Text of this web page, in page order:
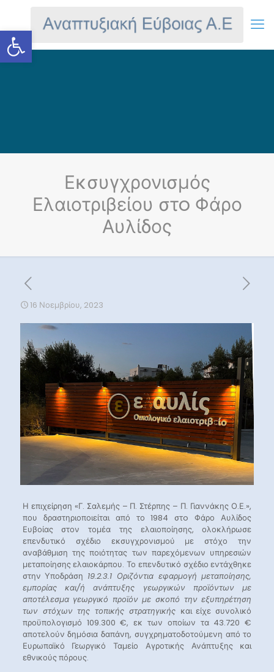
Ανοίξτε τη γραμμή εργαλείων
Εκσυγχρονισμός
Ελαιοτριβείου στo Φάρο
Αυλίδος
16 Νοεμβρίου, 2023
Η επιχείρηση «Γ. Σαλεμής – Π. Στέρπης – Π. Γιαννάκης Ο.Ε.»,
που δραστηριοποιείται από το 1984 στo Φάρο Αυλίδος
Ευβοίας στον τομέα της ελαιοποίησης, ολοκλήρωσε
επενδυτικό σχέδιο εκσυγχρονισμού με στόχο την
αναβάθμιση της ποιότητας των παρεχόμενων υπηρεσιών
μεταποίησης ελαιοκάρπου. Το επενδυτικό σχέδιο εντάχθηκε
στην Υποδράση 19.2.3.1 Οριζόντια εφαρμογή μεταποίησης,
εμπορίας και/ή ανάπτυξης γεωργικών προϊόντων με
αποτέλεσμα γεωργικό προϊόν με σκοπό την εξυπηρέτηση
των στόχων της τοπικής στρατηγικής και ​είχε συνολικό
προϋπολογισμό 109.300 €, εκ των οποίων τα 43.720 €
αποτελούν δημόσια δαπάνη, συγχρηματοδοτούμενη από το
Ευρωπαϊκό Γεωργικό Ταμείο Αγροτικής Ανάπτυξης και
εθνικούς πόρους.